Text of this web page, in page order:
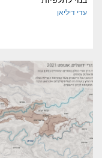
עדי דיליאן